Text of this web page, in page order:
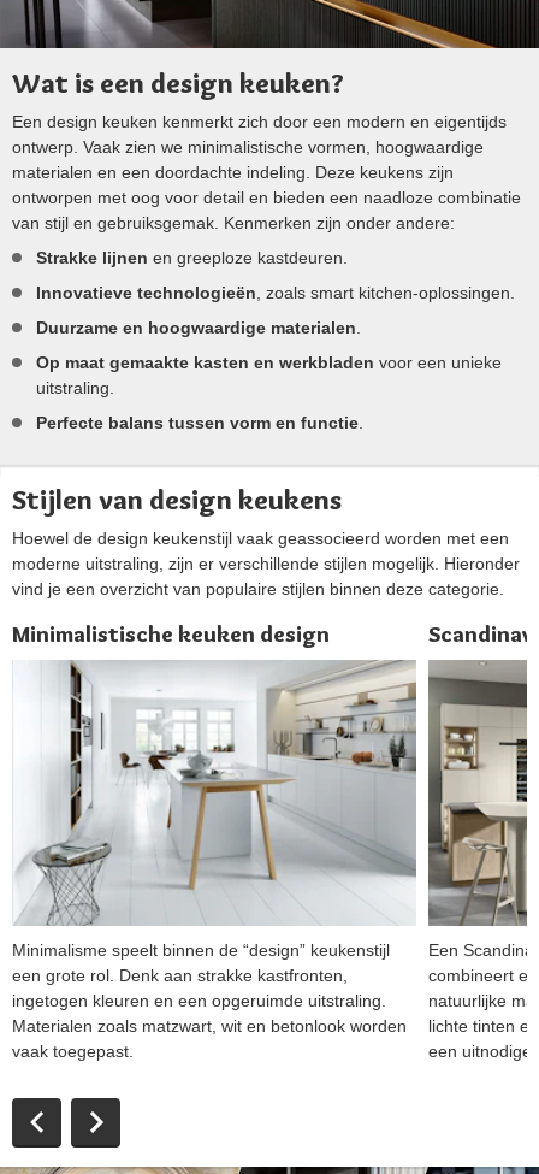
Wat is een design keuken?
Een design keuken kenmerkt zich door een modern en eigentijds
ontwerp. Vaak zien we minimalistische vormen, hoogwaardige
materialen en een doordachte indeling. Deze keukens zijn
ontworpen met oog voor detail en bieden een naadloze combinatie
van stijl en gebruiksgemak. Kenmerken zijn onder andere:
Strakke lijnen en greeploze kastdeuren.
Innovatieve technologieën, zoals smart kitchen-oplossingen.
Duurzame en hoogwaardige materialen.
Op maat gemaakte kasten en werkbladen voor een unieke
uitstraling.
Perfecte balans tussen vorm en functie.
Stijlen van design keukens
Hoewel de design keukenstijl vaak geassocieerd worden met een
moderne uitstraling, zijn er verschillende stijlen mogelijk. Hieronder
vind je een overzicht van populaire stijlen binnen deze categorie.
Minimalistische keuken design
Minimalisme speelt binnen de “design” keukenstijl
een grote rol. Denk aan strakke kastfronten,
ingetogen kleuren en een opgeruimde uitstraling.
Materialen zoals matzwart, wit en betonlook worden
vaak toegepast.
Een
combineert
natuurlijke
lichte tinten
een